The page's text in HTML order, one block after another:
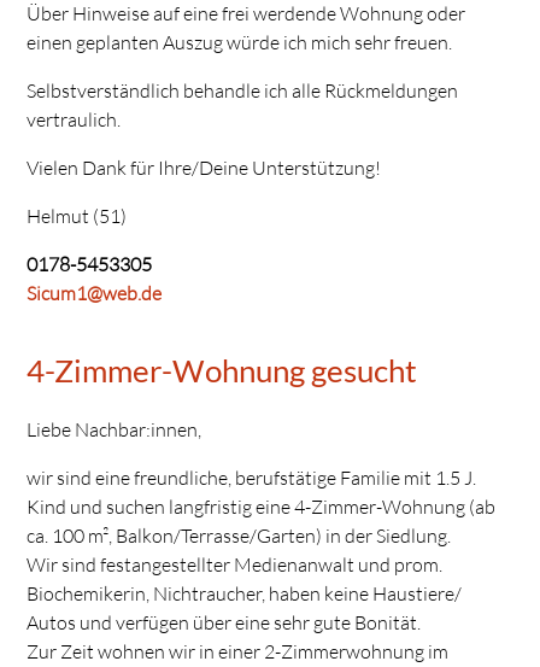
Über Hinweise auf eine frei werdende Wohnung oder
einen geplanten Auszug würde ich mich sehr freuen.
Selbstverständlich behandle ich alle Rückmeldungen
vertraulich.
Vielen Dank für Ihre/Deine Unterstützung!
Helmut (51)
0178-5453305
Sicum1@web.de
4-Zimmer-Wohnung gesucht
Liebe Nachbar:innen,
wir sind eine freundliche, berufstätige Familie mit 1.5 J.
Kind und suchen langfristig eine 4-Zimmer-Wohnung (ab
ca. 100 m², Balkon/Terrasse/Garten) in der Siedlung.
Wir sind festangestellter Medienanwalt und prom.
Biochemikerin, Nichtraucher, haben keine Haustiere/
Autos und verfügen über eine sehr gute Bonität.
Zur Zeit wohnen wir in einer 2-Zimmerwohnung im